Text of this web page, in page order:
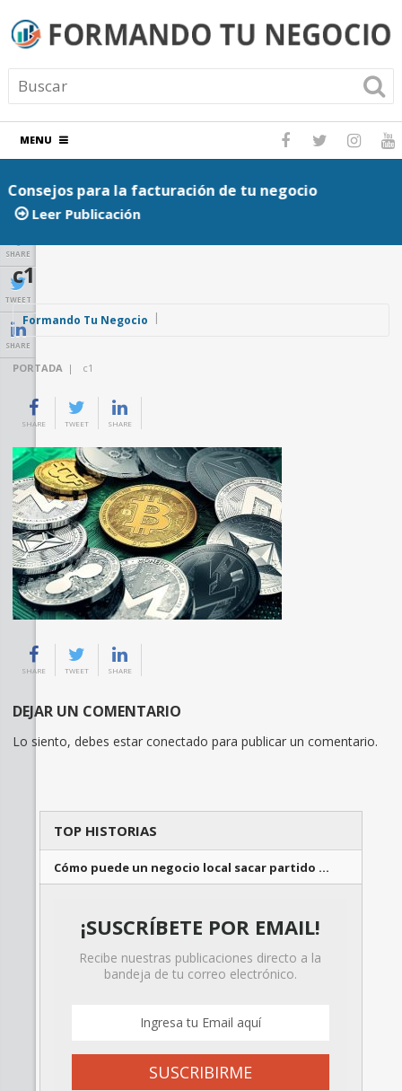
MENU
Consejos para la facturación de tu negocio
Leer Publicación
SHARE
TWEET
SHARE
c1
Formando Tu Negocio
PORTADA | c1
SHARE TWEET SHARE
SHARE TWEET SHARE
DEJAR UN COMENTARIO
Lo siento, debes estar conectado para publicar un comentario.
TOP HISTORIAS
Cómo puede un negocio local sacar partido …
¡SUSCRÍBETE POR EMAIL!
Recibe nuestras publicaciones directo a la
bandeja de tu correo electrónico.